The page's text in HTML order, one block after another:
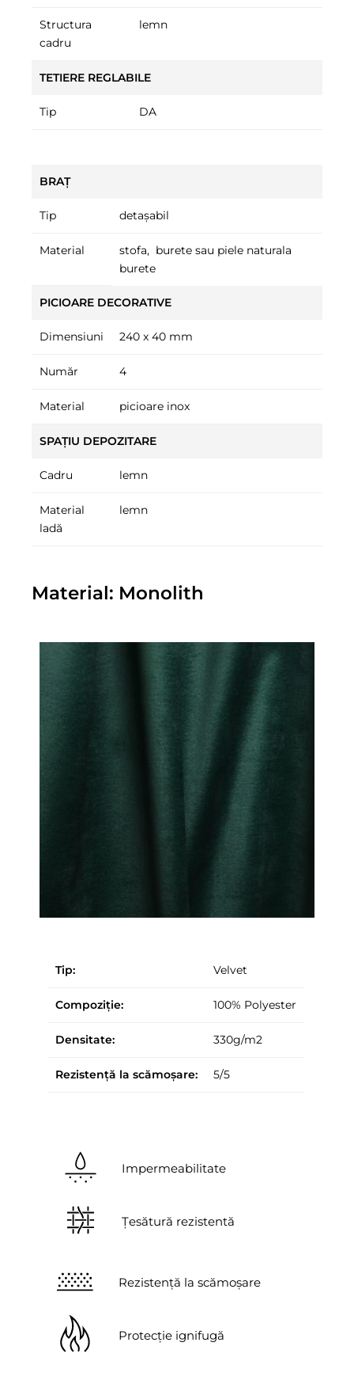
Structura
cadru
lemn
TETIERE REGLABILE
Tip DA
BRAȚ
Tip detașabil
Material
stofa, burete sau piele naturala
burete
PICIOARE DECORATIVE
Dimensiuni 240 x 40 mm
Număr 4
Material picioare inox
SPAȚIU DEPOZITARE
Cadru lemn
Material
ladă
lemn
Material: Monolith
Tip: Velvet
Compoziție: 100% Polyester
Densitate: 330g/m2
Rezistență la scămoșare: 5/5
Impermeabilitate
Țesătură rezistentă
Rezistență la scămoșare
Protecție ignifugă